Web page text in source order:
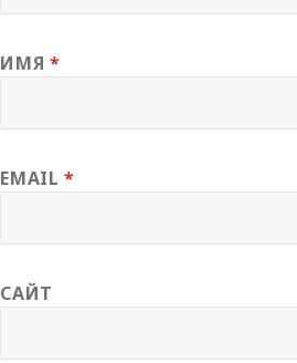
ИМЯ *
EMAIL*
САЙТ